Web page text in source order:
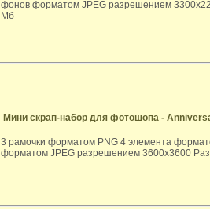
фонов форматом JPEG разрешением
Мб
Мини скрап-набор для фотошопа -
3 рамочки форматом PNG 4 элемента
форматом JPEG разрешением 3600x3600